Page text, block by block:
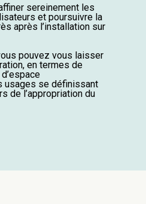
sereinement les
et poursuivre la
après l’installation sur
pouvez vous laisser
en termes de
usages se définissant
de l’appropriation du